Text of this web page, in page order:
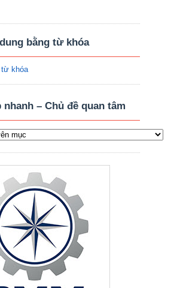
bằng từ khóa
khóa
nhanh – Chủ đề quan tâm